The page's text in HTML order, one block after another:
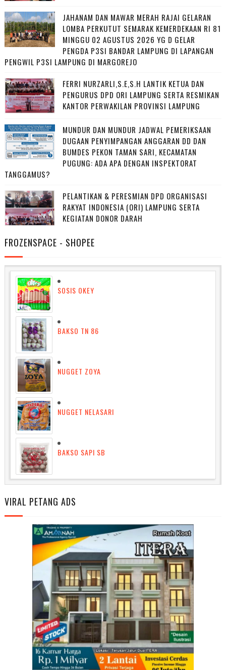
JAHANAM DAN MAWAR MERAH RAJAI GELARAN
LOMBA PERKUTUT SEMARAK KEMERDEKAAN RI 81
MINGGU 02 AGUSTUS 2026 YG D GELAR
PENGDA P3SI BANDAR LAMPUNG DI LAPANGAN
PENGWIL P3SI LAMPUNG DI MARGOREJO
FERRI NURZARLI,S.E,S.H LANTIK KETUA DAN
PENGURUS DPD ORI LAMPUNG SERTA RESMIKAN
KANTOR PERWAKILAN PROVINSI LAMPUNG
MUNDUR DAN MUNDUR JADWAL PEMERIKSAAN
DUGAAN PENYIMPANGAN ANGGARAN DD DAN
BUMDES PEKON TAMAN SARI, KECAMATAN
PUGUNG: ADA APA DENGAN INSPEKTORAT
TANGGAMUS?
PELANTIKAN & PERESMIAN DPD ORGANISASI
RAKYAT INDONESIA (ORI) LAMPUNG SERTA
KEGIATAN DONOR DARAH
FROZENSPACE - SHOPEE
SOSIS OKEY
BAKSO TN 86
NUGGET ZOYA
NUGGET NELASARI
BAKSO SAPI SB
VIRAL PETANG ADS